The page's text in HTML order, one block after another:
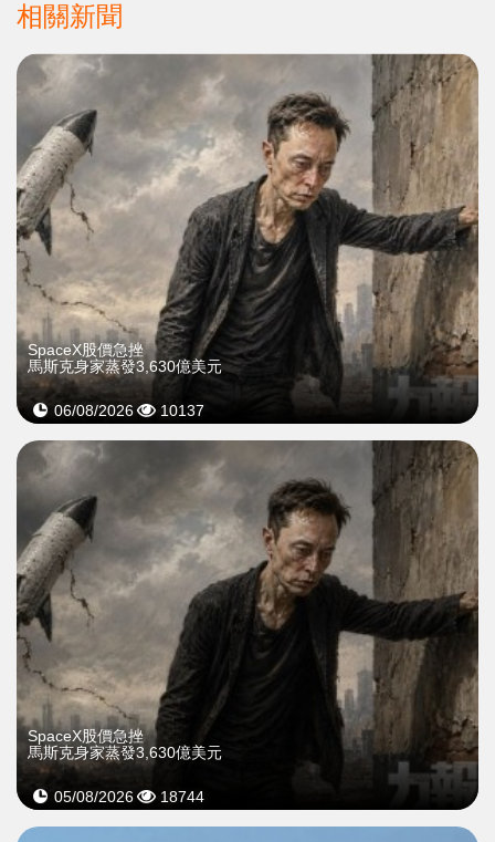
相關新聞
SpaceX股價急挫
馬斯克身家蒸發3,630億美元
06/08/2026 10137
SpaceX股價急挫
馬斯克身家蒸發3,630億美元
05/08/2026 18744